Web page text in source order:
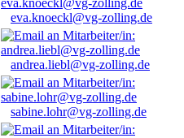
eva.knoeckl@vg-zolling.de
andrea.liebl@vg-zolling.de
sabine.lohr@vg-zolling.de